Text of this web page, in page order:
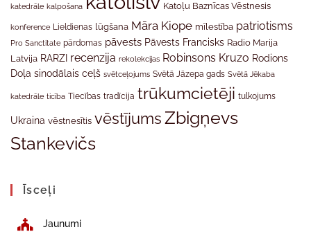
katedrāle kalpošana Katoļu Baznīcas Vēstnesis
konference Lieldienas lūgšana Māra Kiope mīlestība patriotisms
Pro Sanctitate pārdomas pāvests Pāvests Francisks Radio Marija
Latvija RARZI recenzija rekolekcijas Robinsons Kruzo Rodions
Doļa sinodālais ceļš svētceļojums Svētā Jāzepa gads Svētā Jēkaba
katedrāle ticība Tiecības tradīcija trūkumcietēji tulkojums
Ukraina vēstnesītis vēstījumsZbigņevs
Stankevičs
Īsceļi
Jaunumi